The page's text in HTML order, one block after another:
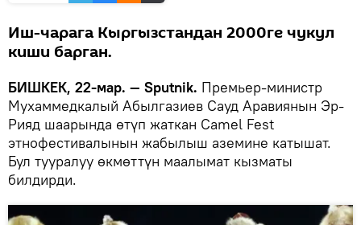
Иш-чарага Кыргызстандан 2000ге чукул
киши барган.
БИШКЕК, 22-мар. — Sputnik. Премьер-министр
Мухаммедкалый Абылгазиев Сауд Аравиянын Эр-
Рияд шаарында өтүп жаткан Camel Fest
этнофестивалынын жабылыш аземине катышат.
Бул тууралуу өкмөттүн маалымат кызматы
билдирди.